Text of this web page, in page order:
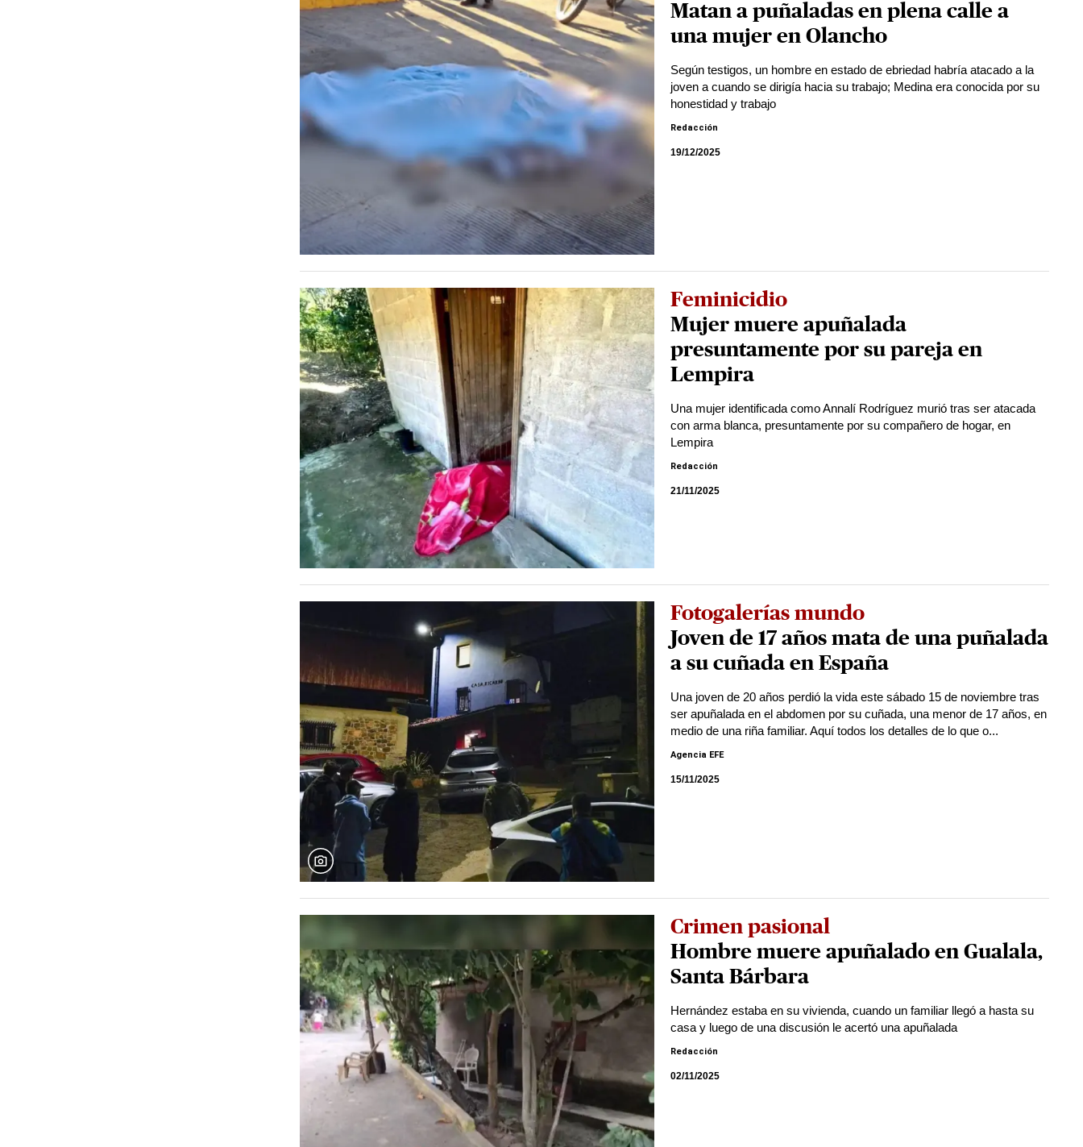
Matan a puñaladas en plena calle a
una mujer en Olancho
Según testigos, un hombre en estado de ebriedad habría atacado a la
joven a cuando se dirigía hacia su trabajo; Medina era conocida por su
honestidad y trabajo
Redacción
19/12/2025
Feminicidio
Mujer muere apuñalada
presuntamente por su pareja en
Lempira
Una mujer identificada como Annalí Rodríguez murió tras ser atacada
con arma blanca, presuntamente por su compañero de hogar, en
Lempira
Redacción
21/11/2025
Fotogalerías mundo
Joven de 17 años mata de una puñalada
a su cuñada en España
Una joven de 20 años perdió la vida este sábado 15 de noviembre tras
ser apuñalada en el abdomen por su cuñada, una menor de 17 años, en
medio de una riña familiar. Aquí todos los detalles de lo que o...
Agencia EFE
15/11/2025
Crimen pasional
Hombre muere apuñalado en Gualala,
Santa Bárbara
Hernández estaba en su vivienda, cuando un familiar llegó a hasta su
casa y luego de una discusión le acertó una apuñalada
Redacción
02/11/2025